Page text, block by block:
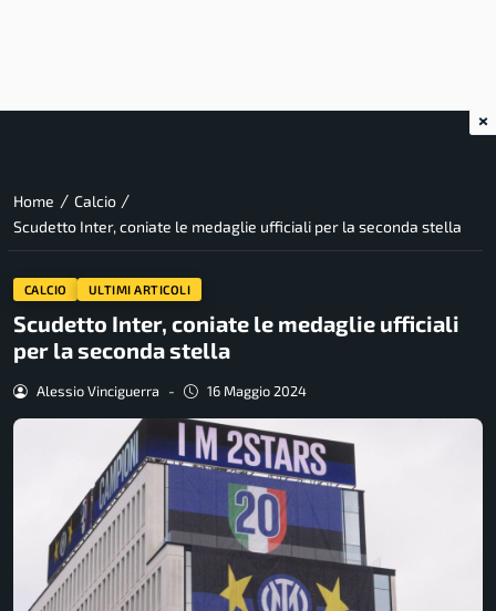
Home / Calcio /
Scudetto Inter, coniate le medaglie ufficiali per la seconda stella
CALCIO ULTIMI ARTICOLI
Scudetto Inter, coniate le medaglie ufficiali
per la seconda stella
Alessio Vinciguerra - 16 Maggio 2024
×